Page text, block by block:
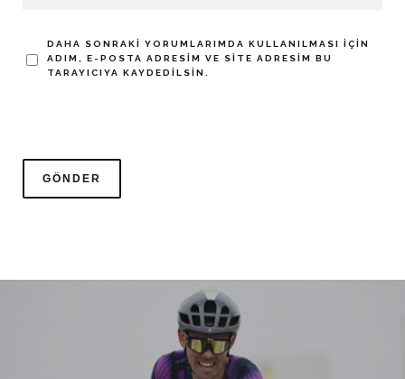
DAHA SONRAKI YORUMLARIMDA KULLANILMASI IÇIN
ADIM, E-POSTA ADRESIM VE SITE ADRESIM BU
TARAYICIYA KAYDEDILSIN.